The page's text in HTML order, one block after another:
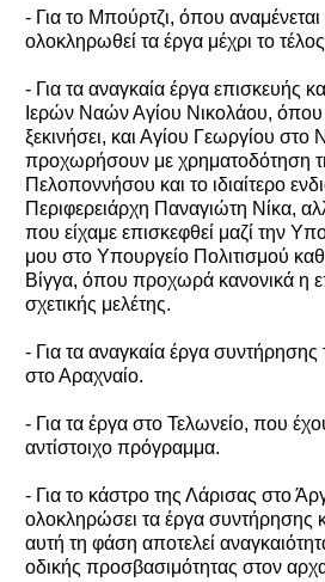
- Για το Μπούρτζι, όπου
ολοκληρωθεί τα έργα μέχρι το
- Για τα αναγκαία έργα επισκευής
Ιερών Ναών Αγίου Νικολάου, όπου
ξεκινήσει, και Αγίου Γεωργίου
προχωρήσουν με χρηματοδότηση
Πελοποννήσου και το ιδιαίτερο
Περιφερειάρχη Παναγιώτη Νίκα,
που είχαμε επισκεφθεί μαζί την
μου στο Υπουργείο Πολιτισμού
Βίγγα, όπου προχωρά κανονικά η
σχετικής μελέτης.
- Για τα αναγκαία έργα συντήρησης
στο Αραχναίο.
- Για τα έργα στο Τελωνείο, που
αντίστοιχο πρόγραμμα.
- Για το κάστρο της Λάρισας στο
ολοκληρώσει τα έργα συντήρησης
αυτή τη φάση αποτελεί
οδικής προσβασιμότητας στον